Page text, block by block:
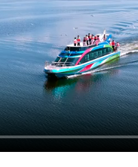
｜
活
烏
梁
素
海〉